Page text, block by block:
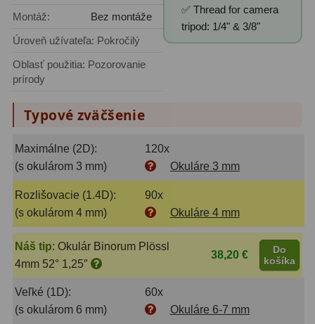
Filtry CCD Hα, OIII 7
Filtrové kolesá a rámy16
Rovnače a reduktory
ADC, Tilting14
Rotátory34
Komponenty78
Helical výťahy 11
Okulárové výtahy
Adaptéry k okulárovým
Montáž:
Bez montáže
Úroveň užívateľa: Pokročilý
Oblasť použitia: Pozorovanie
prírody
✅ Thread for camera
tripod: 1/4" & 3/8"
Typové zväčšenie
Maximálne (2D):
120x
(s okulárom 3 mm)
Okuláre 3 mm
Rozlišovacie (1.4D):
90x
(s okulárom 4 mm)
Okuláre 4 mm
Náš tip: Okulár Binorum Plössl
4mm 52° 1,25″
38,20 €
Do
košíka
Veľké (1D):
60x
(s okulárom 6 mm)
Okuláre 6-7 mm